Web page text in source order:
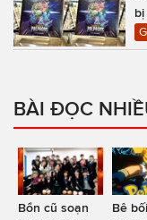
BÀI ĐỌC
Bổn cũ soạn
Bê